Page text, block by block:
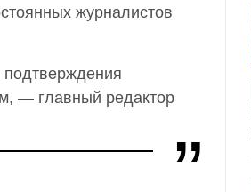
журналистов
— главный редактор